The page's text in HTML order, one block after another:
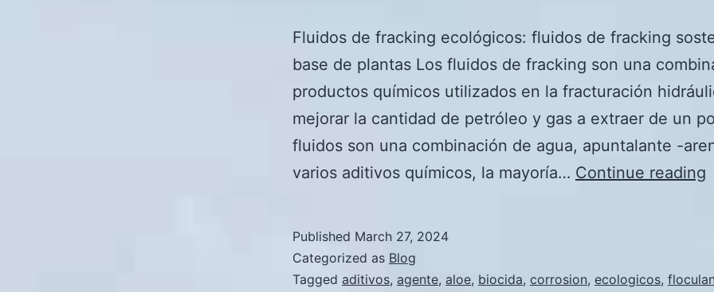
Fluidos de fracking ecológicos: fluidos de fracking
base de plantas Los fluidos de fracking son una
productos químicos utilizados en la fracturación
mejorar la cantidad de petróleo y gas a extraer de un
fluidos son una combinación de agua, apuntalante -
varios aditivos químicos, la mayoría… Continue reading
Published March 27, 2024
Categorized as Blog
Tagged aditivos, agente, aloe, biocida, corrosion, ecologicos,